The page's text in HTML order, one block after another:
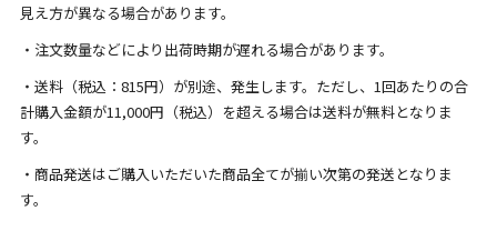
見え方が異なる場合があります。
・注文数量などにより出荷時期が遅れる場合があります。
・送料（税込： 815円）が別途、発生します。ただし、 1回あたりの合
計購入金額が11,000円（税込）を超える場合は送料が無料となりま
す。
・商品発送はご購入いただいた商品全てが揃い次第の発送となりま
す。